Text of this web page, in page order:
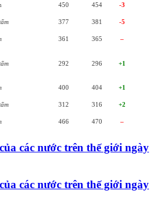
450 454 -3
377 381 -5
361 365 –
292 296 +1
400 404 +1
312 316 +2
466 470 –
các nước trên thế giới ngày
các nước trên thế giới ngày